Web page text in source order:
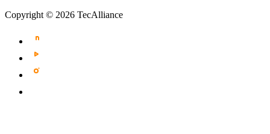
Copyright © 2026 TecAlliance